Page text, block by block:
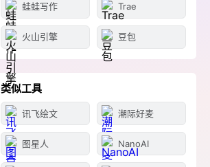
蛙蛙写作 Trae
火山引擎 豆包
类似工具
讯飞绘文 潮际好麦
图星人 NanoAI